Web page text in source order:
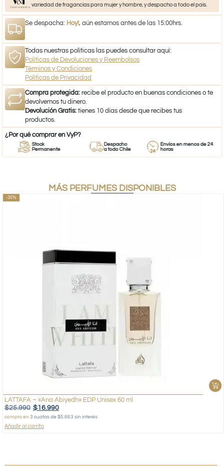
variedad de fragancias para mujer y hombre, y despacho a todo el país.
Se despacha: Hoy!, aún estamos antes de las 15:00hrs.
Todas nuestras políticas las puedes consultar aquí:
Políticas de Devoluciones y Reembolsos
Términos y Condiciones
Políticas de Privacidad
Compra protegida: recibe el producto en buenas condiciones o te
devolvemos tu dinero.
Devolución Gratis: tienes 10 días desde que recibes tus
productos.
¿Por qué comprar en VyP?
Stock
Permanente
Despacho
a todo Chile
Envíos en menos de 24
horas
MÁS PERFUMES DISPONIBLES
-35%
LATTAFA – «Ana Abiyedh» EDP Unisex 60 ml
$25.990 $16.990
compra en 3 cuotas de $5.663 sin interés
Añadir al carrito